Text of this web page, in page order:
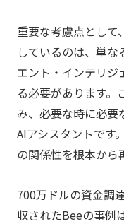
重要な考慮点として
しているのは、単
エント・インテリジ
る必要があります。
み、必要な時に必要
AIアシスタントです
の関係性を根本から
700万ドルの資金調
収されたBeeの事例